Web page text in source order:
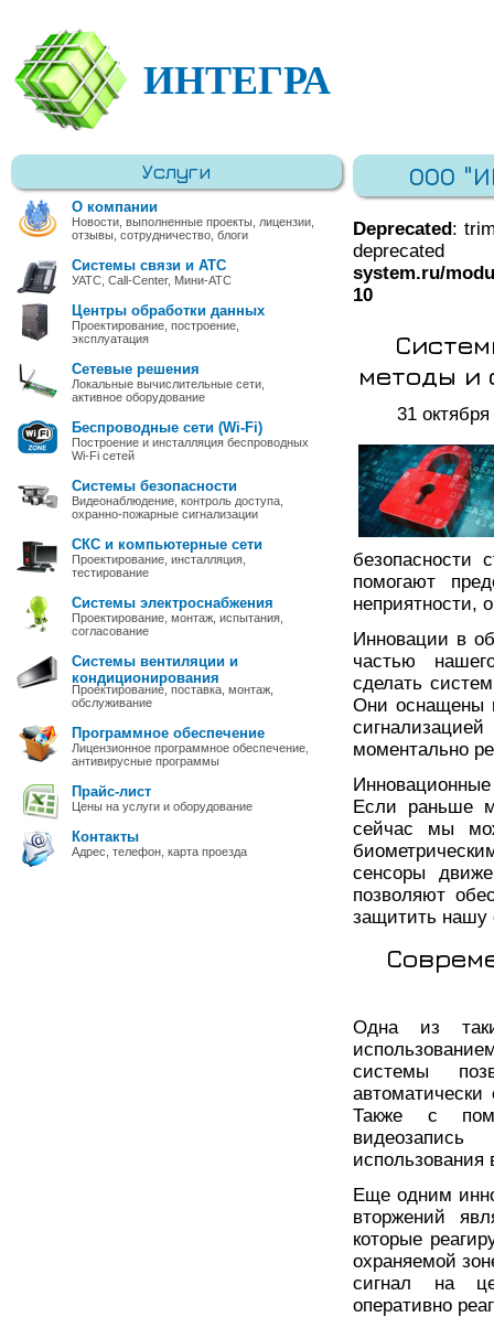
ИНТЕГРА
Услуги
О компании
Новости, выполненные проекты, лицензии,
отзывы, сотрудничество, блоги
Системы связи и АТС
УАТС, Call-Center, Мини-АТС
Центры обработки данных
Проектирование, построение,
эксплуатация
Сетевые решения
Локальные вычислительные сети,
активное оборудование
Беспроводные сети (Wi-Fi)
Построение и инсталляция беспроводных
Wi-Fi сетей
Системы безопасности
Видеонаблюдение, контроль доступа,
охранно-пожарные сигнализации
СКС и компьютерные сети
Проектирование, инсталляция,
тестирование
Системы электроснабжения
Проектирование, монтаж, испытания,
согласование
Системы вентиляции и
кондиционирования
Проектирование, поставка, монтаж,
обслуживание
Программное обеспечение
Лицензионное программное обеспечение,
антивирусные программы
Прайс-лист
Цены на услуги и оборудование
Контакты
Адрес, телефон, карта проезда
ООО
Deprecated:
system.ru/
10
методы и
31
безопасности
помогают
неприятности,
Инновации в
частью
сделать
Они оснащены
моментально
Если раньше
сейчас мы
сенсоры
позволяют
защитить нашу
Одна из
системы
Также с
использования
Еще одним
вторжений
которые
охраняемой
сигнал на
оперативно